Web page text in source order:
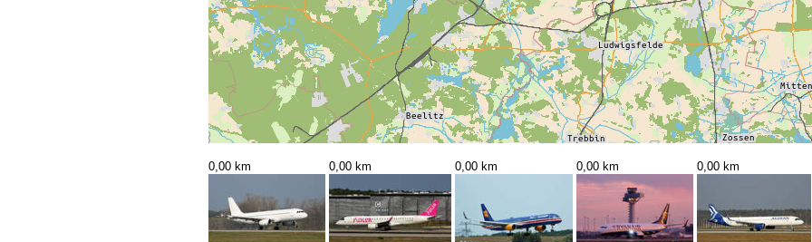
0,00 km 0,00 km 0,00 km 0,00 km 0,00 km